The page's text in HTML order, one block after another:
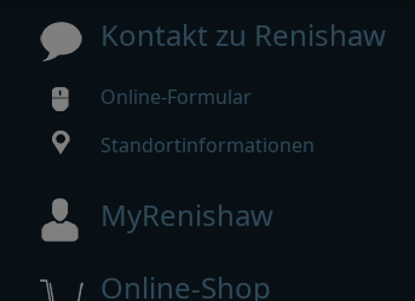
Kontakt zu Renishaw
Online-Formular
Standortinformationen
MyRenishaw
Online-Shop